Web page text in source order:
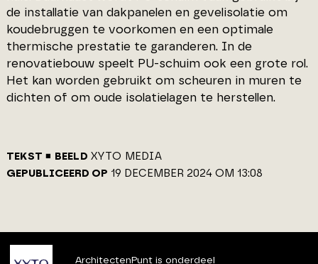
de installatie van dakpanelen en gevelisolatie om
koudebruggen te voorkomen en een optimale
thermische prestatie te garanderen. In de
renovatiebouw speelt PU-schuim ook een grote rol.
Het kan worden gebruikt om scheuren in muren te
dichten of om oude isolatielagen te herstellen.
TEKST BEELD XYTO MEDIA
GEPUBLICEERD OP 19 DECEMBER 2024 OM 13:08
ArchitectenPunt is onderdeel